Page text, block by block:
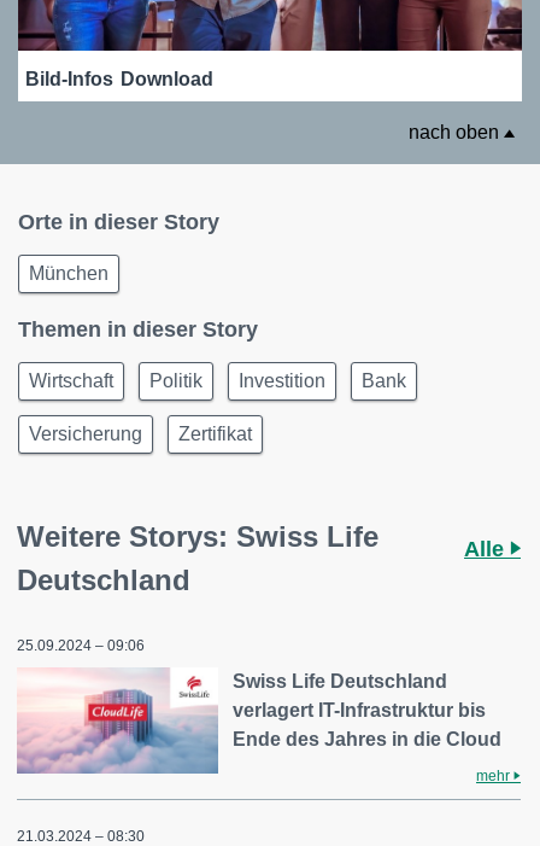
Bild-Infos Download
nach oben
Orte in dieser Story
München
Themen in dieser Story
Wirtschaft Politik Investition Bank
Versicherung Zertifikat
Weitere Storys: Swiss Life
Deutschland
Alle
25.09.2024 – 09:06
Swiss Life Deutschland
verlagert IT-Infrastruktur bis
Ende des Jahres in die Cloud
mehr
21.03.2024 – 08:30